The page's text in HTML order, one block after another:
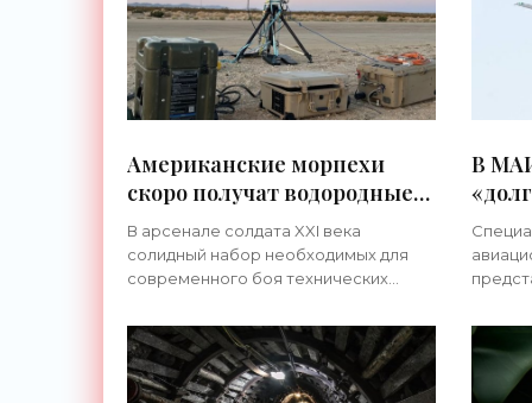
Американские морпехи
скоро получат водородные
топливные элементы
вместо батарей -
«Технологии»
В арсенале солдата XXI века
солидный набор необходимых для
современного боя технических
тепловизор, источники питания и
многое другое. Проблема в том, что
вес этой
В